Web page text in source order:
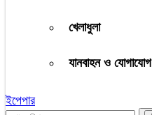
খেলাধুলা
যানবাহন ও যোগাযোগ
ইপেপার